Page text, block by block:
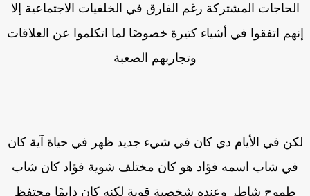
المشتركة رغم الفارق في الخلفيات الاجتماعية إلا
اتفقوا في أشياء كتيرة خصوصًا لما اتكلموا عن العلاقات
وتجاربهم الصعبة
في الأيام دي كان في شيء جديد ظهر في حياة آية كان
في شاب اسمه فؤاد هو كان مختلف شوية فؤاد كان شاب
طموح شاطر وعنده شخصية قوية لكنه كان دايمًا محتفظ